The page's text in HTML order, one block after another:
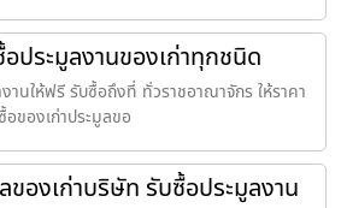
ประมูลงานของเก่าทุกชนิด
านให้ฟรี รับซื้อถึงที่ ทั่วราชอาณาจักร ให้ราคา
ของเก่าประมูลขอ
ของเก่าบริษัท รับซื้อประมูลงาน